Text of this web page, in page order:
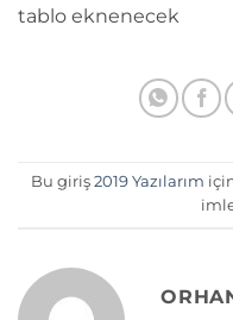
tablo eknenecek
Bu giriş 2019 Yazılarım